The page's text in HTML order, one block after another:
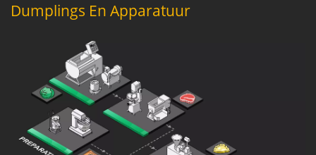
Dumplings En Apparatuur